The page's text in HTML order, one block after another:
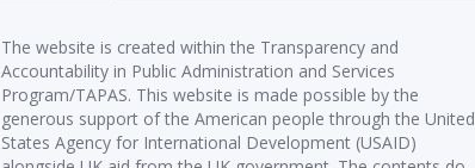
The website is created within the Transparency and
Accountability in Public Administration and Services
Program/TAPAS. This website is made possible by the
generous support of the American people through the United
States Agency for International Development (USAID)